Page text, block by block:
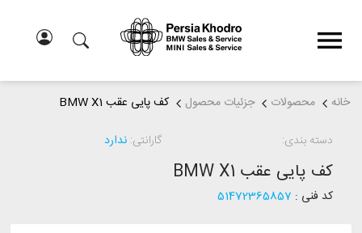
خانه محصولات جزئیات محصول
کف پایی عقب BMW X1
دسته بندی:
گارانتی: ندارد
کف پایی عقب BMW X1
کد فنی : 51472365857